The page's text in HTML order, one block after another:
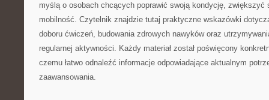
myślą o osobach chcących poprawić swoją kondycję, zwiększyć
mobilność. Czytelnik znajdzie tutaj praktyczne wskazówki
doboru ćwiczeń, budowania zdrowych nawyków oraz
regularnej aktywności. Każdy materiał został poświęcony
czemu łatwo odnaleźć informacje odpowiadające aktualnym
zaawansowania.